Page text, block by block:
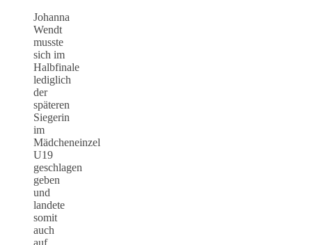
Johanna
Wendt
musste
sich im
Halbfinale
lediglich
der
späteren
Siegerin
im
Mädcheneinzel
U19
geschlagen
geben
und
landete
somit
auch
auf